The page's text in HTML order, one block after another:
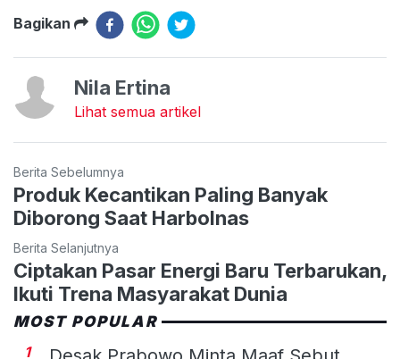
Bagikan
Nila Ertina
Lihat semua artikel
Berita Sebelumnya
Produk Kecantikan Paling Banyak
Diborong Saat Harbolnas
Berita Selanjutnya
Ciptakan Pasar Energi Baru Terbarukan,
Ikuti Trena Masyarakat Dunia
MOST POPULAR
1